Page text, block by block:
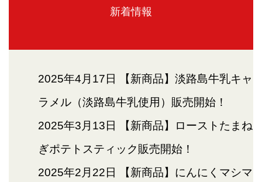
新着情報
2025年4月17日
【新商品】淡路島牛乳キャ
ラメル（淡路島牛乳使用）販売開始！
2025年3月13日
【新商品】ローストたまね
ぎポテトスティック販売開始！
2025年2月22日
【新商品】にんにくマシマ